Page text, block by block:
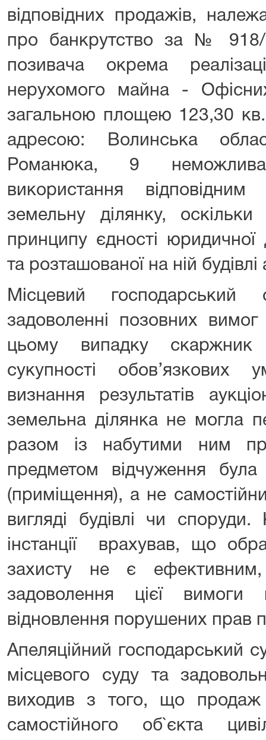
відповідних продажів,
про банкрутство за №
позивача окрема
нерухомого майна -
загальною площею 123,30
адресою: Волинська
Романюка, 9
використання
земельну ділянку,
принципу єдності юридичної
та розташованої на ній
Місцевий
задоволенні позовних
цьому випадку скаржник
сукупності обов’язкових
визнання результатів
земельна ділянка не могла
разом із набутими ним
предметом відчуження
(приміщення), а не
вигляді будівлі чи
інстанції врахував, що
захисту не є
задоволення цієї
відновлення порушених прав
Апеляційний господарський
місцевого суду та
виходив з того, що продаж
самостійного об`єкта